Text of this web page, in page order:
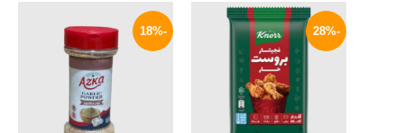
-28%
السعر
الأصلي
هو:
60 EGP.
السعر
الحالي
هو:
43 EGP.
-18%
الأصلي
هو:
120 EGP.
الحالي
هو:
99 EGP.